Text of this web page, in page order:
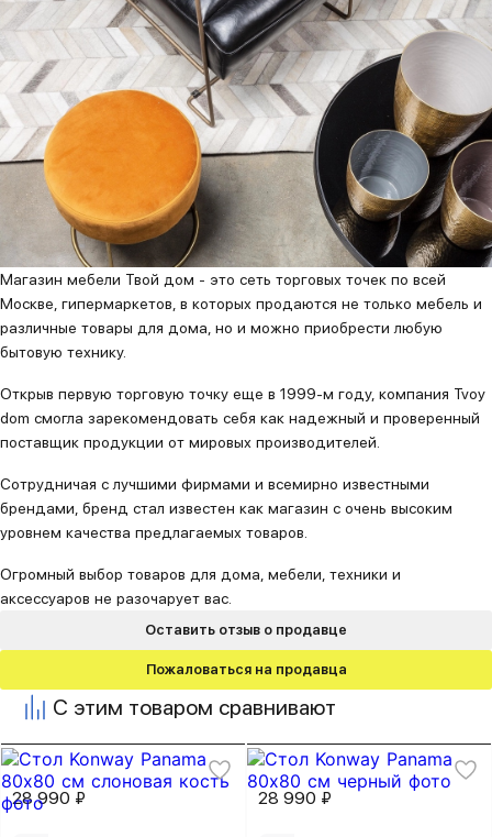
Оставить отзыв о продавце
Пожаловаться на продавца
Магазин мебели Твой дом - это сеть торговых точек по всей
Москве, гипермаркетов, в которых продаются не только мебель и
различные товары для дома, но и можно приобрести любую
бытовую технику.
Открыв первую торговую точку еще в 1999-м году, компания Tvoy
dom смогла зарекомендовать себя как надежный и проверенный
поставщик продукции от мировых производителей.
Сотрудничая с лучшими фирмами и всемирно известными
брендами, бренд стал известен как магазин с очень высоким
уровнем качества предлагаемых товаров.
Огромный выбор товаров для дома, мебели, техники и
аксессуаров не разочарует вас.
С этим товаром сравнивают
28 990 ₽ 28 990 ₽